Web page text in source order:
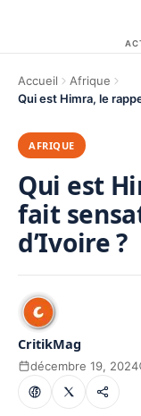
Accueil
Afrique
Qui est Himra, le
AFRIQUE
Qui est
fait
d’Ivoire ?
CritikMag
décembre 19, 2024